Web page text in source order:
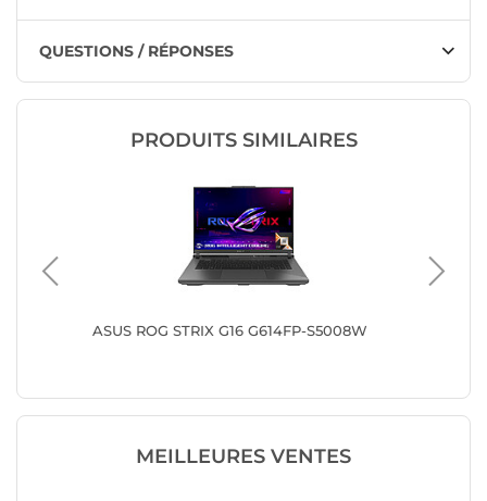
QUESTIONS / RÉPONSES
PRODUITS SIMILAIRES
ASUS ROG STRIX G16 G614FP-S5008W
MEILLEURES VENTES